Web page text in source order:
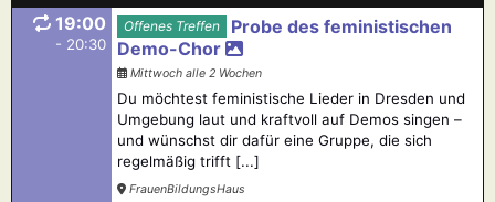
19:00
- 20:30
Offenes Treffen
Probe des feministischen
Demo-Chor
Mittwoch alle 2 Wochen
Du möchtest feministische Lieder in Dresden und
Umgebung laut und kraftvoll auf Demos singen –
und wünschst dir dafür eine Gruppe, die sich
regelmäßig trifft [...]
FrauenBildungsHaus